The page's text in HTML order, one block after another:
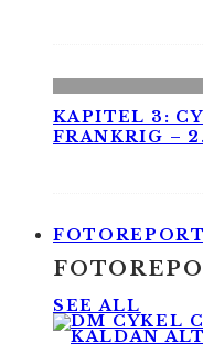
KAPITEL 3:
FRANKRIG –
SEE ALL